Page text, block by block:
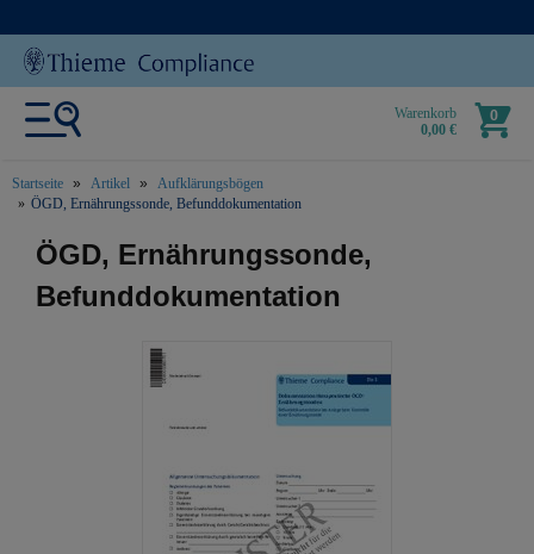
Warenkorb
0,00 €
0
Startseite Artikel
Aufklärungsbögen
ÖGD, Ernährungssonde, Befunddokumentation
text.skipToContent
text.skipToNavigation
ÖGD, Ernährungssonde,
Befunddokumentation